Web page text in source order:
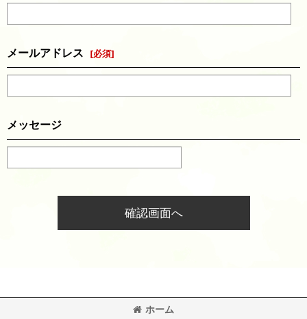
メールアドレス [必須]
メッセージ
確認画面へ
ホーム